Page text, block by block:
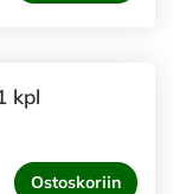
kpl
Ostoskoriin